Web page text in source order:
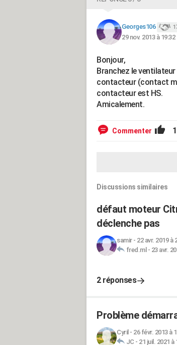
Georges106
29 nov. 2013 à 19:32
Bonjour,
Branchez le
contacteur (contact
contacteur est HS.
Amicalement.
Commenter 1
Discussions similaires
défaut moteur
déclenche pas
samir- 22 avr. 2019 à
fred.ml - 23 avr.
2 réponses
Problème
Cyril - 26 févr. 2013 à
JC - 21 juil. 2021 à